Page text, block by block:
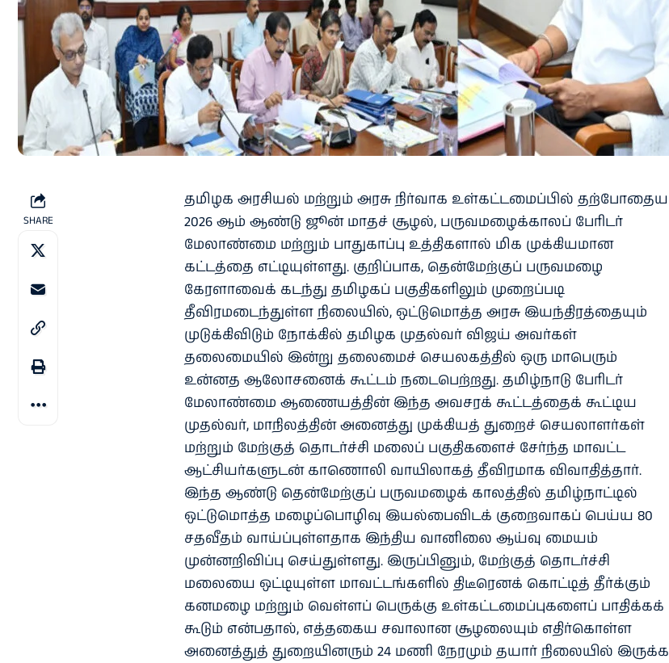
SHARE
தமிழக அரசியல் மற்றும் அரசு நிர்வாக உள்கட்டமைப்பில் தற்போதைய
2026 ஆம் ஆண்டு ஜூன் மாதச் சூழல், பருவமழைக்காலப் பேரிடர்
மேலாண்மை மற்றும் பாதுகாப்பு உத்திகளால் மிக முக்கியமான
கட்டத்தை எட்டியுள்ளது. குறிப்பாக, தென்மேற்குப் பருவமழை
கேரளாவைக் கடந்து தமிழகப் பகுதிகளிலும் முறைப்படி
தீவிரமடைந்துள்ள நிலையில், ஒட்டுமொத்த அரசு இயந்திரத்தையும்
முடுக்கிவிடும் நோக்கில் தமிழக முதல்வர் விஜய் அவர்கள்
தலைமையில் இன்று தலைமைச் செயலகத்தில் ஒரு மாபெரும்
உன்னத ஆலோசனைக் கூட்டம் நடைபெற்றது. தமிழ்நாடு பேரிடர்
மேலாண்மை ஆணையத்தின் இந்த அவசரக் கூட்டத்தைக் கூட்டிய
முதல்வர், மாநிலத்தின் அனைத்து முக்கியத் துறைச் செயலாளர்கள்
மற்றும் மேற்குத் தொடர்ச்சி மலைப் பகுதிகளைச் சேர்ந்த மாவட்ட
ஆட்சியர்களுடன் காணொலி வாயிலாகத் தீவிரமாக விவாதித்தார்.
இந்த ஆண்டு தென்மேற்குப் பருவமழைக் காலத்தில் தமிழ்நாட்டில்
ஒட்டுமொத்த மழைப்பொழிவு இயல்பைவிடக் குறைவாகப் பெய்ய 80
சதவீதம் வாய்ப்புள்ளதாக இந்திய வானிலை ஆய்வு மையம்
முன்னறிவிப்பு செய்துள்ளது. இருப்பினும், மேற்குத் தொடர்ச்சி
மலையை ஒட்டியுள்ள மாவட்டங்களில் திடீரெனக் கொட்டித் தீர்க்கும்
கனமழை மற்றும் வெள்ளப் பெருக்கு உள்கட்டமைப்புகளைப் பாதிக்கக்
கூடும் என்பதால், எத்தகைய சவாலான சூழலையும் எதிர்கொள்ள
அனைத்துத் துறையினரும் 24 மணி நேரமும் தயார் நிலையில் இருக்க